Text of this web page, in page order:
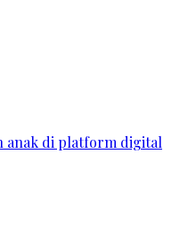
anak di platform digital